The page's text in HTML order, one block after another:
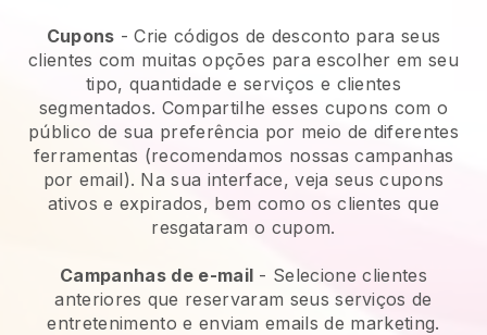
Cupons - Crie códigos de desconto para seus
clientes com muitas opções para escolher em seu
tipo, quantidade e serviços e clientes
segmentados. Compartilhe esses cupons com o
público de sua preferência por meio de diferentes
ferramentas (recomendamos nossas campanhas
por email). Na sua interface, veja seus cupons
ativos e expirados, bem como os clientes que
resgataram o cupom.
Campanhas de e-mail - Selecione clientes
anteriores que reservaram seus serviços de
entretenimento e enviam emails de marketing.